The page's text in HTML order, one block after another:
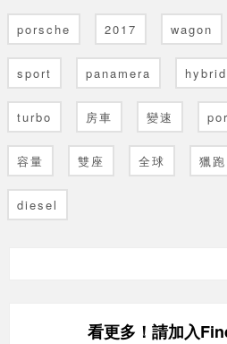
porsche 2017 wagon
sport panamera hybrid
turbo 房車 變速
容量 雙座 全球 獵跑
diesel
看更多！請加入